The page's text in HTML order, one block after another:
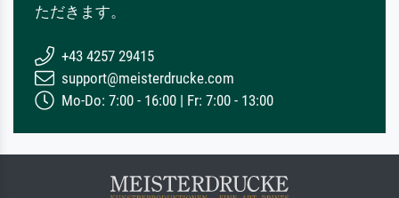
ただきます。
+43 4257 29415
support@meisterdrucke.com
Mo-Do: 7:00 - 16:00 | Fr: 7:00 - 13:00